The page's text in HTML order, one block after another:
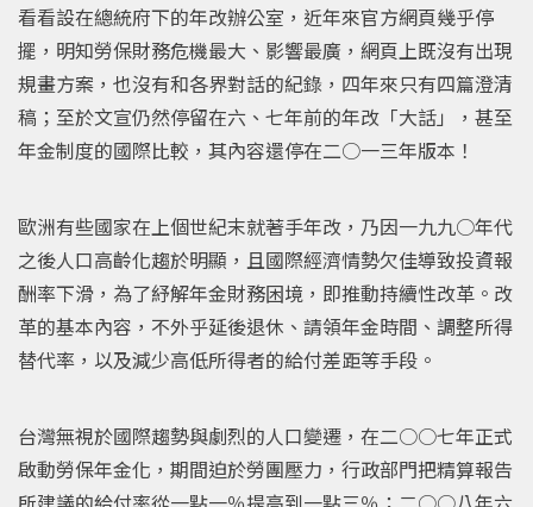
看看設在總統府下的年改辦公室，近年來官方網頁幾乎停
擺，明知勞保財務危機最大、影響最廣，網頁上既沒有出現
規畫方案，也沒有和各界對話的紀錄，四年來只有四篇澄清
稿；至於文宣仍然停留在六、七年前的年改「大話」，甚至
年金制度的國際比較，其內容還停在二○一三年版本！
歐洲有些國家在上個世紀末就著手年改，乃因一九九○年代
之後人口高齡化趨於明顯，且國際經濟情勢欠佳導致投資報
酬率下滑，為了紓解年金財務困境，即推動持續性改革。改
革的基本內容，不外乎延後退休、請領年金時間、調整所得
替代率，以及減少高低所得者的給付差距等手段。
台灣無視於國際趨勢與劇烈的人口變遷，在二○○七年正式
啟動勞保年金化，期間迫於勞團壓力，行政部門把精算報告